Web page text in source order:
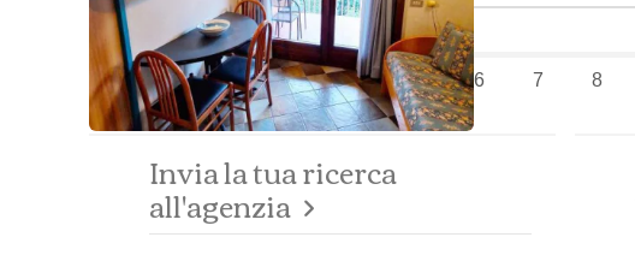
Pagina 1 2 3 4 5 6 7 8
Invia la tua ricerca
all'agenzia